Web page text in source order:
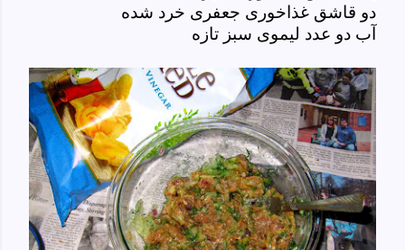
دو قاشق غذاخوری جعفری خرد شده
آب دو عدد لیموی سبز تازه